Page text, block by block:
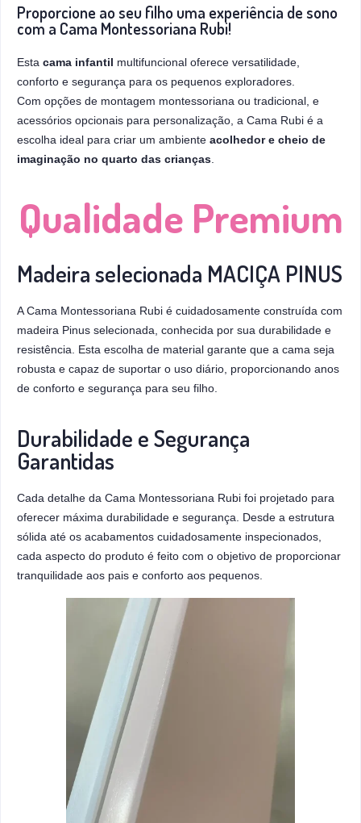
Proporcione ao seu filho uma experiência de sono
com a Cama Montessoriana Rubi!
Esta cama infantil multifuncional oferece versatilidade,
conforto e segurança para os pequenos exploradores.
Com opções de montagem montessoriana ou tradicional, e
acessórios opcionais para personalização, a Cama Rubi é a
escolha ideal para criar um ambiente acolhedor e cheio de
imaginação no quarto das crianças
Qualidade Premium
Madeira selecionada MACIÇA PINUS
A Cama Montessoriana Rubi é cuidadosamente construída com
madeira Pinus selecionada, conhecida por sua durabilidade e
resistência. Esta escolha de material garante que a cama seja
robusta e capaz de suportar o uso diário, proporcionando anos
de conforto e segurança para seu filho.
Durabilidade e Segurança
Garantidas
Cada detalhe da Cama Montessoriana Rubi foi projetado para
oferecer máxima durabilidade e segurança. Desde a estrutura
sólida até os acabamentos cuidadosamente inspecionados,
cada aspecto do produto é feito com o objetivo de proporcionar
tranquilidade aos pais e conforto aos pequenos.